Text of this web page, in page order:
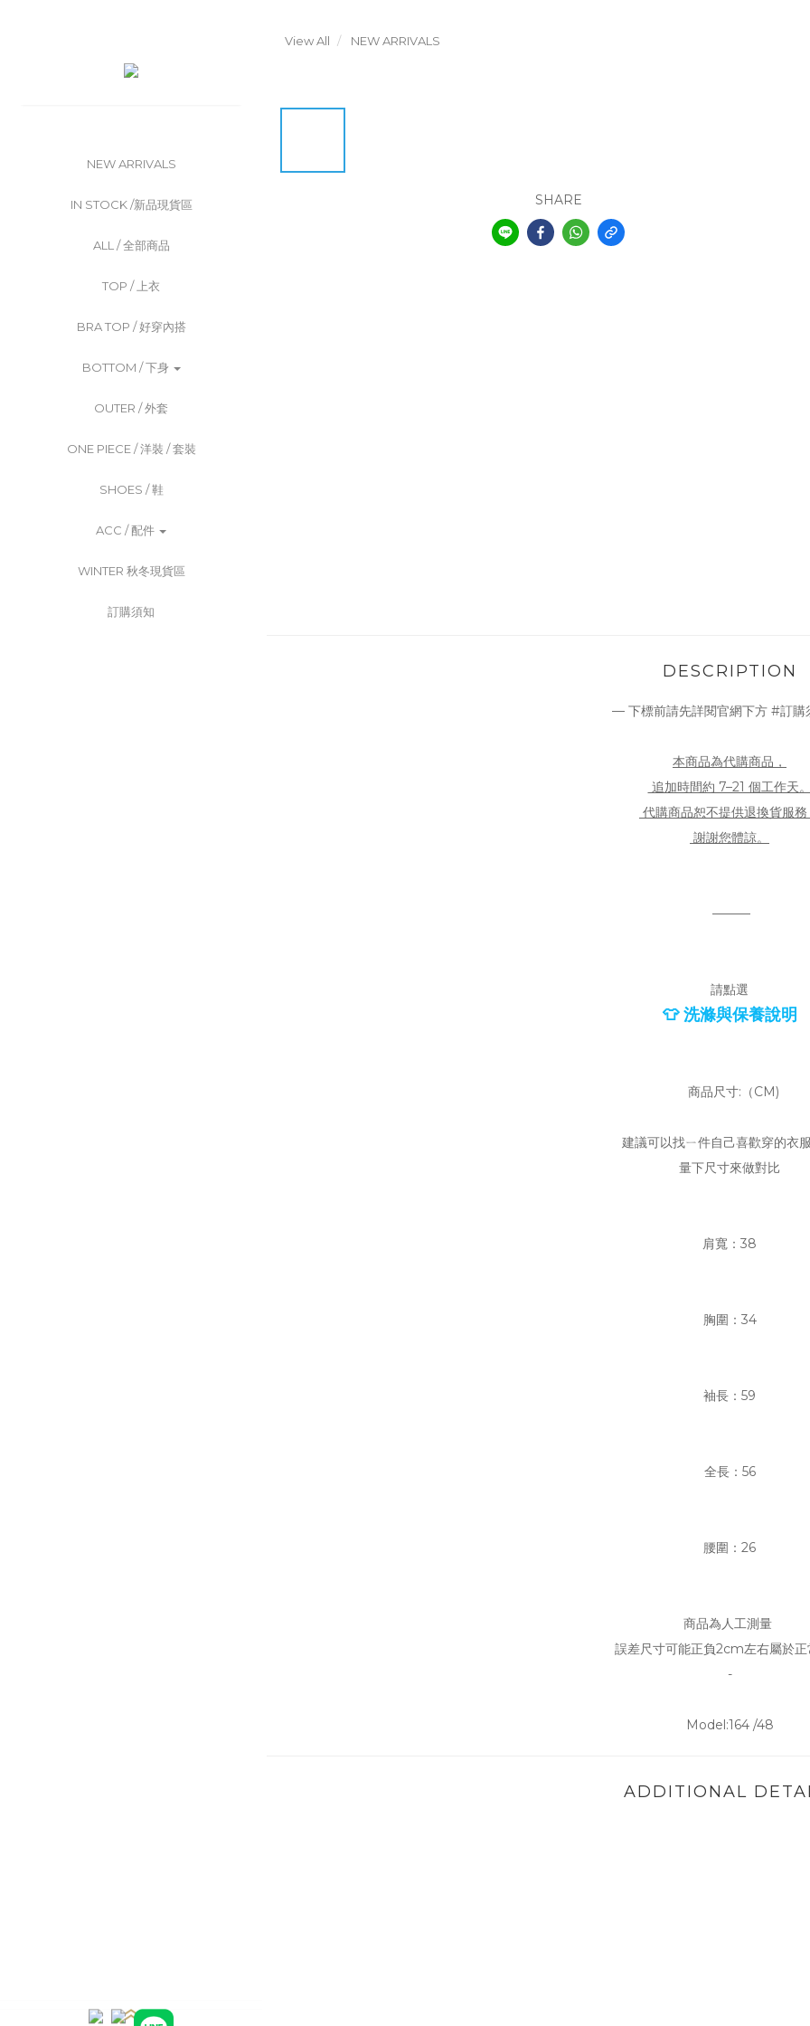
NEW ARRIVALS
IN STOCK /新品現貨區
ALL / 全部商品
TOP / 上衣
BRA TOP / 好穿內搭
BOTTOM / 下身
OUTER / 外套
ONE PIECE / 洋裝 / 套裝
SHOES / 鞋
ACC / 配件
WINTER 秋冬現貨區
訂購須知
View All NEW ARRIVALS
SHARE
DESCRIPTION
— 下標前請先詳閱官網下方 #訂
本商品為代購商品，
追加時間約 7–21 個工作天。
代購商品恕不提供退換貨服務
謝謝您體諒。
———
請點選
👕 洗滌與保養說明
商品尺寸:（CM)
建議可以找ㄧ件自己喜歡穿的衣
量下尺寸來做對比
肩寬：38
胸圍：34
袖長：59
全長：56
腰圍 ：26
商品為人工測量
誤差尺寸可能正負2cm左右屬於正
-
Model:164 /48
ADDITIONAL